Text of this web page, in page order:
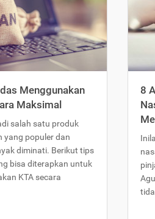
Menggunakan
Maksimal
salah satu produk
yang populer dan
diminati. Berikut tips
bisa diterapkan untuk
KTA secara
8